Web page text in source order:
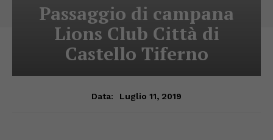
Passaggio di campana
Lions Club Città di
Castello Tiferno
Data: Luglio 11, 2019